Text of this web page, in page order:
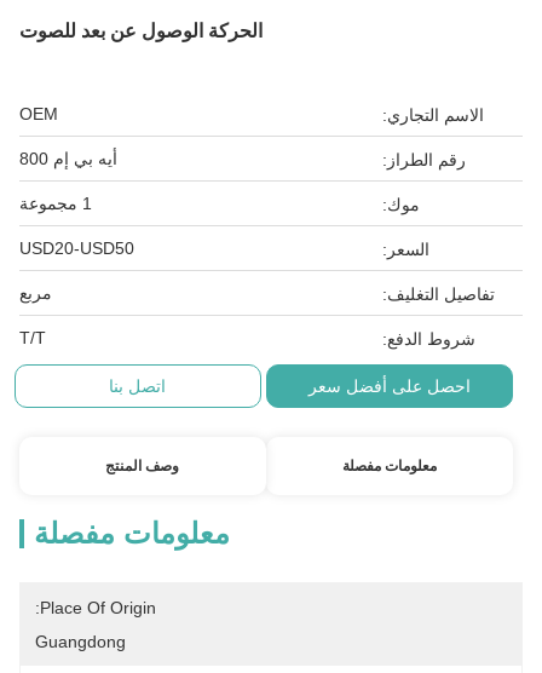
الحركة الوصول عن بعد للصوت
الاسم التجاري: OEM
رقم الطراز: أيه بي إم 800
موك: 1 مجموعة
السعر: USD20-USD50
تفاصيل التغليف: مربع
شروط الدفع: T/T
احصل على أفضل سعر اتصل بنا
معلومات مفصلة وصف المنتج
معلومات مفصلة
Place Of Origin:
Guangdong